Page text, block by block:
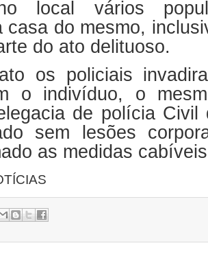
local vários
casa do mesmo,
do ato delituoso.
os policiais
o indivíduo, o
de polícia Civil
sem lesões
as medidas